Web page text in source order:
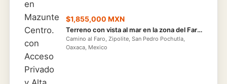
$1,855,000 MXN
Terreno con vista al mar en la zona del Faro, Zipolite
Camino al Faro, Zipolite, San Pedro Pochutla,
Oaxaca, Mexico